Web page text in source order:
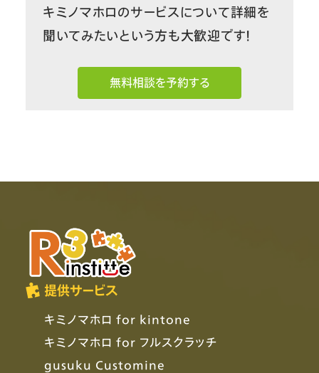
キミノマホロのサービスについて詳細を
聞いてみたいという方も大歓迎です！
無料相談を予約する
提供サービス
キミノマホロ for kintone
キミノマホロ for フルスクラッチ
gusuku Customine